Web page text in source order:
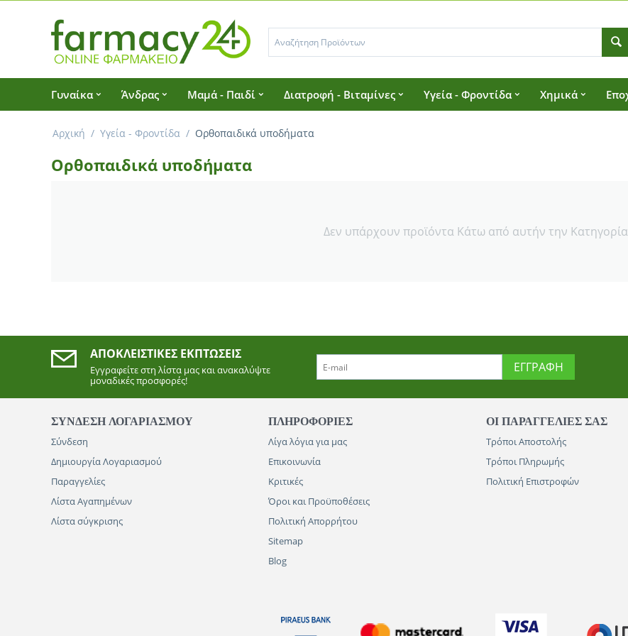
Γυναίκα Άνδρας Μαμά - Παιδί Διατροφή - Βιταμίνες Υγεία - Φροντίδα Χημικά
Αρχική / Υγεία - Φροντίδα / Ορθοπαιδικά υποδήματα
Ορθοπαιδικά υποδήματα
Δεν υπάρχουν προϊόντα Κάτω από αυτήν την
ΑΠΟΚΛΕΙΣΤΙΚΈΣ ΕΚΠΤΏΣΕΙΣ
Εγγραφείτε στη λίστα μας και ανακαλύψτε
μοναδικές προσφορές!
ΕΓΓΡΑΦΉ
ΣΥΝΔΕΣΗ ΛΟΓΑΡΙΑΣΜΟΥ​
Σύνδεση
Δημιουργία Λογαριασμού
Παραγγελίες
Λίστα Αγαπημένων
Λίστα σύγκρισης
ΠΛΗΡΟΦΟΡΊΕΣ
Λίγα λόγια για μας
Επικοινωνία
Κριτικές
Όροι και Προϋποθέσεις
Πολιτική Απορρήτου
Sitemap
Blog
ΟΙ ΠΑΡΑΓΓΕΛΊΕΣ​ ΣΑΣ
Τρόποι Αποστολής
Τρόποι Πληρωμής
Πολιτική Επιστροφών